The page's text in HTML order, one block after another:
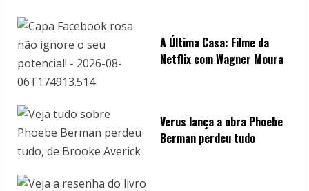
A Última Casa: Filme da
Netflix com Wagner Moura
Verus lança a obra Phoebe
Berman perdeu tudo